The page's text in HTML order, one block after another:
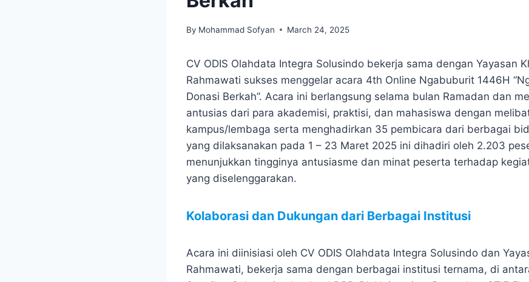
By Mohammad Sofyan March 24, 2025
CV ODIS Olahdata Integra Solusindo bekerja sama dengan Yayasan
Rahmawati sukses menggelar acara 4th Online Ngabuburit 1446H
Donasi Berkah”. Acara ini berlangsung selama bulan Ramadan dan
antusias dari para akademisi, praktisi, dan mahasiswa dengan
kampus/lembaga serta menghadirkan 35 pembicara dari berbagai
yang dilaksanakan pada 1 – 23 Maret 2025 ini dihadiri oleh 2.203
menunjukkan tingginya antusiasme dan minat peserta terhadap
yang diselenggarakan.
Kolaborasi dan Dukungan dari Berbagai Institusi
Acara ini diinisiasi oleh CV ODIS Olahdata Integra Solusindo dan
Rahmawati, bekerja sama dengan berbagai institusi ternama, di